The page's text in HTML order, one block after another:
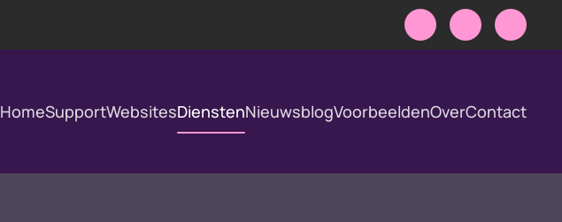
HomeSupportWebsitesDienstenNieuwsblogVoorbeeldenOverContact